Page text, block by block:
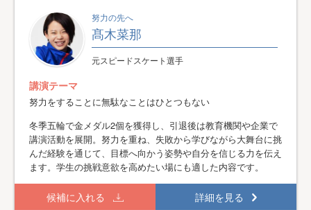
努力の先へ
髙木菜那
元スピードスケート選手
講演テーマ
努力をすることに無駄なことはひとつもない
冬季五輪で金メダル2個を獲得し、引退後は教育機関や企業で
講演活動を展開。努力を重ね、失敗から学びながら大舞台に挑
んだ経験を通じて、目標へ向かう姿勢や自分を信じる力を伝え
ます。学生の挑戦意欲を高めたい場にも適した内容です。
候補に入れる 詳細を見る